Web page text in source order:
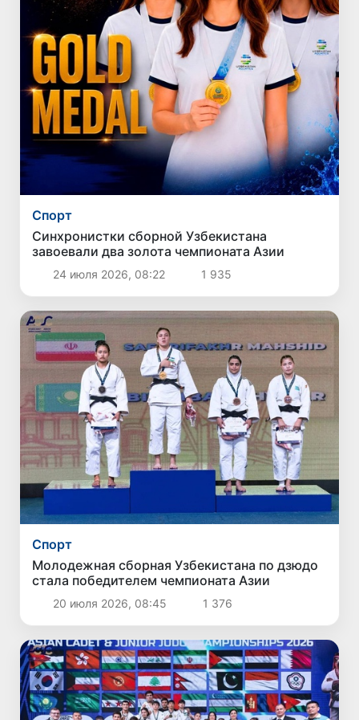
Спорт
Синхронистки сборной Узбекистана
завоевали два золота чемпионата Азии
24 июля 2026, 08:22 1 935
Спорт
Молодежная сборная Узбекистана по дзюдо
стала победителем чемпионата Азии
20 июля 2026, 08:45 1 376